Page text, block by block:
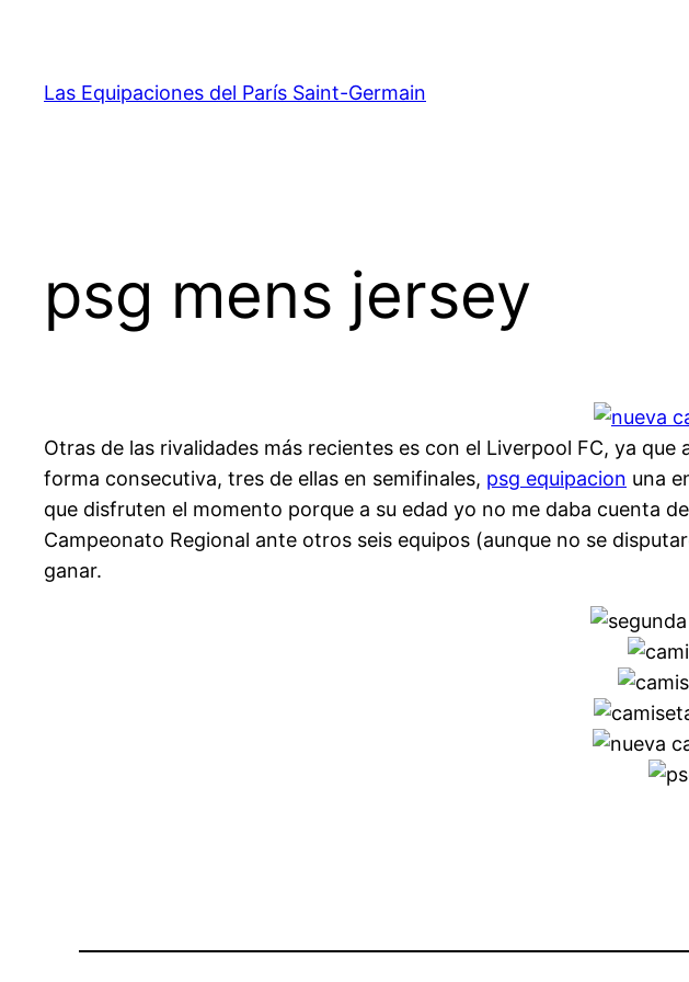
contenido
Las Equipaciones del París Saint-Germain
psg mens jersey
Otras de las rivalidades más recientes es con el Liverpool FC, ya
forma consecutiva, tres de ellas en semifinales, psg equipacion una
que disfruten el momento porque a su edad yo no me daba cuenta
Campeonato Regional ante otros seis equipos (aunque no se
ganar.